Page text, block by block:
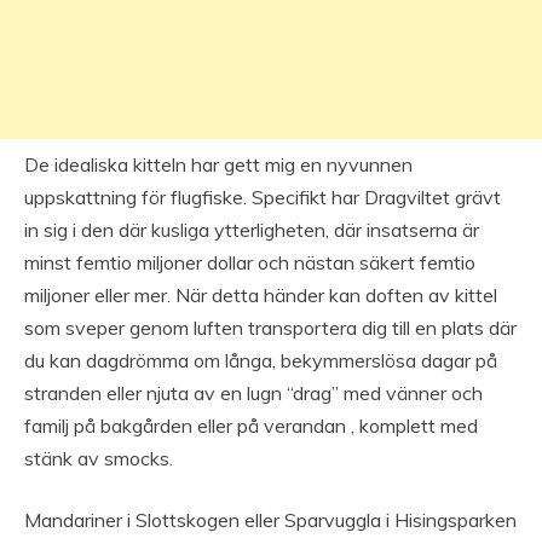
De idealiska kitteln har gett mig en nyvunnen
uppskattning för flugfiske. Specifikt har Dragviltet grävt
in sig i den där kusliga ytterligheten, där insatserna är
minst femtio miljoner dollar och nästan säkert femtio
miljoner eller mer. När detta händer kan doften av kittel
som sveper genom luften transportera dig till en plats där
du kan dagdrömma om långa, bekymmerslösa dagar på
stranden eller njuta av en lugn “drag” med vänner och
familj på bakgården eller på verandan , komplett med
stänk av smocks.
Mandariner i Slottskogen eller Sparvuggla i Hisingsparken